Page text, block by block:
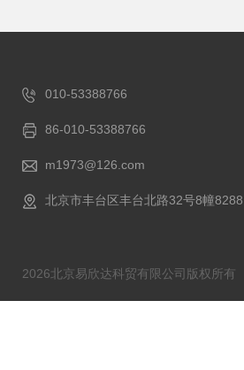
010-53388766
86-010-53388766
m1973@126.com
北京市丰台区丰台北路32号8幢8288
2026北京易欣达科贸有限公司版权所有